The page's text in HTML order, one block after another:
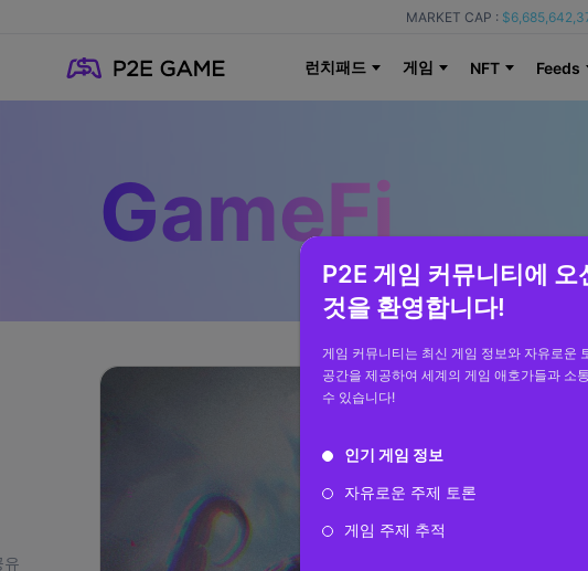
MARKET CAP :
런치패드 게임 NFT Feeds
P2E 게임 커뮤니티에 오
것을 환영합니다!
게임 커뮤니티는 최신 게임 정보와 자유로운
공간을 제공하여 세계의 게임 애호가들과 소
수 있습니다!
인기 게임 정보
자유로운 주제 토론
게임 주제 추적
GameFi
유